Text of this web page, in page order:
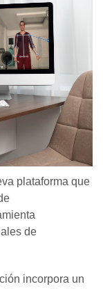
plataforma que
de
incorpora un